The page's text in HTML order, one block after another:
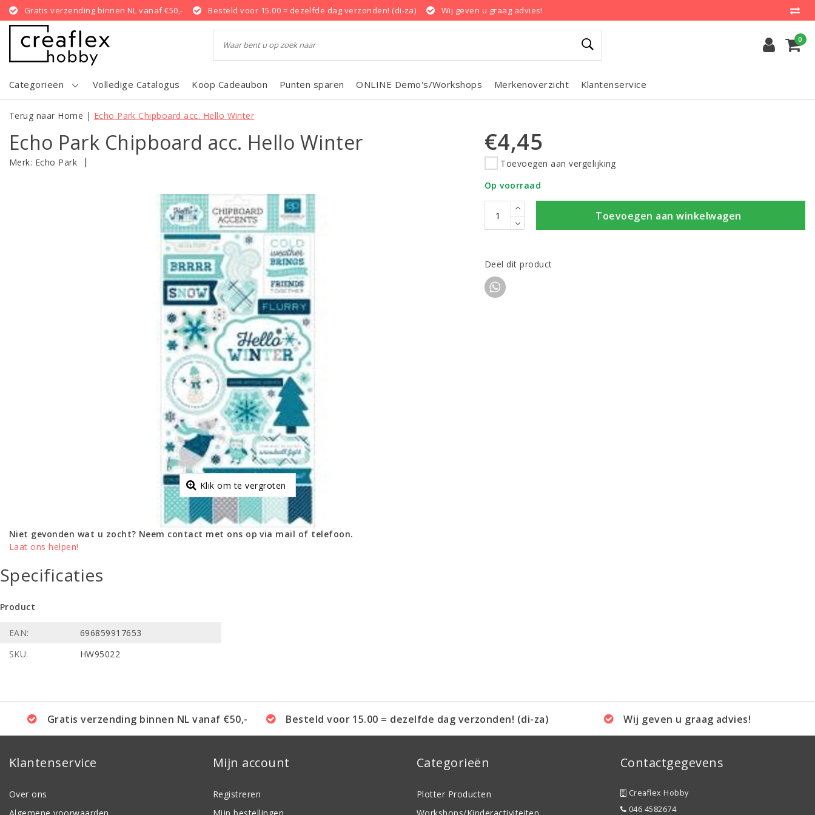
Gratis verzending binnen NL vanaf €50,- Besteld voor 15.00 = dezelfde dag verzonden! (di-za) Wij geven u graag advies!
0
Categorieën Volledige Catalogus Koop Cadeaubon Punten sparen ONLINE Demo's/Workshops Merkenoverzicht Klantenservice
Terug naar Home | Echo Park Chipboard acc. Hello Winter
Echo Park Chipboard acc. Hello Winter
Merk: Echo Park |
Klik om te vergroten
€4,45
Toevoegen aan vergelijking
Op voorraad
Toevoegen aan winkelwagen
Deel dit product
Niet gevonden wat u zocht? Neem contact met ons op via mail of telefoon.
Laat ons helpen!
Specificaties
Product
EAN:
696859917653
SKU:
HW95022
Gratis verzending binnen NL vanaf €50,- Besteld voor 15.00 = dezelfde dag verzonden! (di-za) Wij geven u graag advies!
Klantenservice
Over ons
Mijn account
Registreren
Categorieën
Plotter Producten
Contactgegevens
Creaflex Hobby
046 4582674